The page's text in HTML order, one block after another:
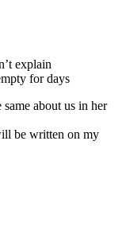
explain
for days
about us in her
be written on my